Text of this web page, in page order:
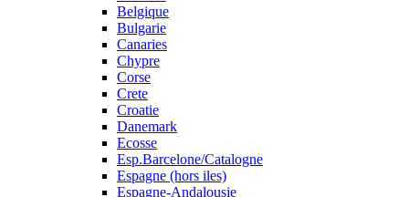
Belgique
Bulgarie
Canaries
Chypre
Corse
Crete
Croatie
Danemark
Ecosse
Esp.Barcelone/Catalogne
Espagne (hors iles)
Espagne-Andalousie